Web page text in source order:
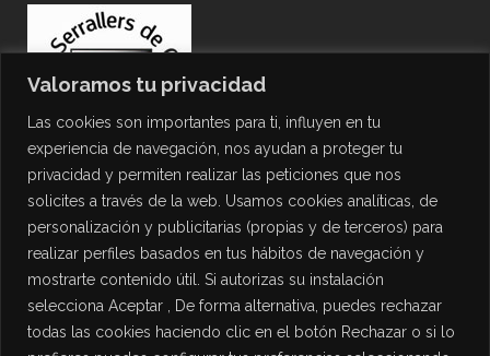
Valoramos tu privacidad
Las cookies son importantes para ti, influyen en tu
experiencia de navegación, nos ayudan a proteger tu
privacidad y permiten realizar las peticiones que nos
solicites a través de la web. Usamos cookies analíticas, de
personalización y publicitarias (propias y de terceros) para
realizar perfiles basados en tus hábitos de navegación y
mostrarte contenido útil. Si autorizas su instalación
selecciona Aceptar , De forma alternativa, puedes rechazar
todas las cookies haciendo clic en el botón Rechazar o si lo
PROTECCIÓN DE DATOS
Política de Privacidad
Política de Cookies
Aviso Legal